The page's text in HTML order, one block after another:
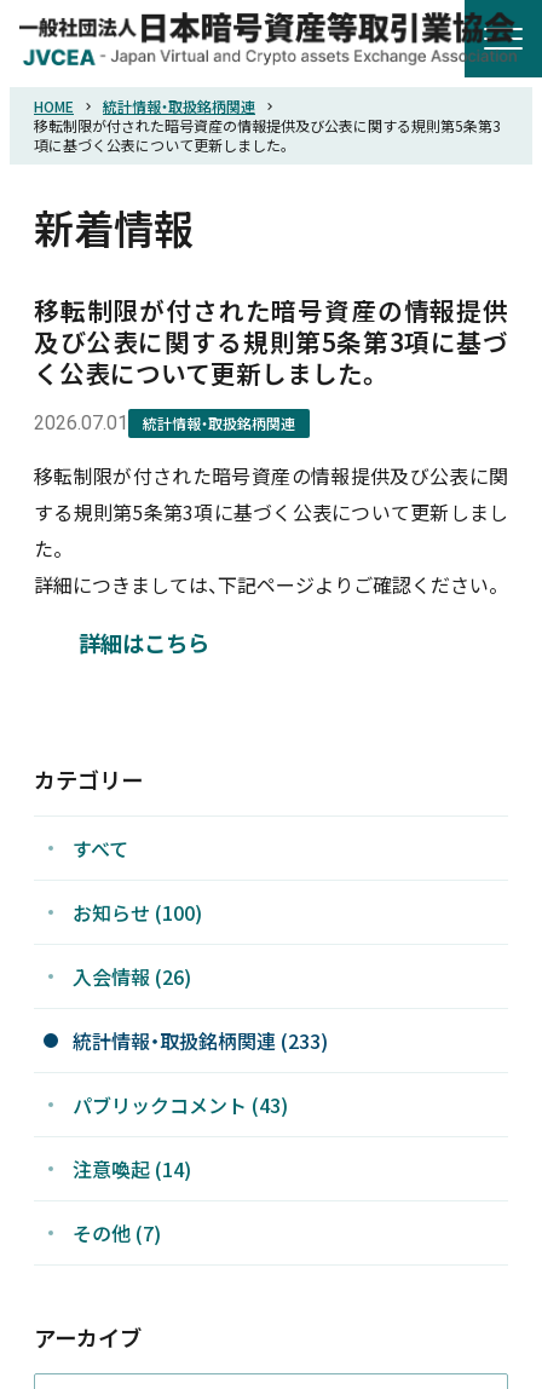
HOME
統計調査
会員紹介
詐欺関連情報
新着情報
JP 会員ログイン
HOME
統計情報・取扱銘柄関連
移転制限が付された暗号資産の情報提供及び公表に関する規則第5条第3
項に基づく公表について更新しました。
新着情報
移転制限が付された暗号資産の情報提供
及び公表に関する規則第5条第3項に基づ
く公表について更新しました。
2026.07.01 統計情報・取扱銘柄関連
移転制限が付された暗号資産の情報提供及び公表に関
する規則第5条第3項に基づく公表について更新しまし
た。
詳細につきましては、下記ページよりご確認ください。
詳細はこちら
カテゴリー
すべて
お知らせ (100)
入会情報 (26)
統計情報・取扱銘柄関連 (233)
パブリックコメント (43)
注意喚起 (14)
その他 (7)
アーカイブ